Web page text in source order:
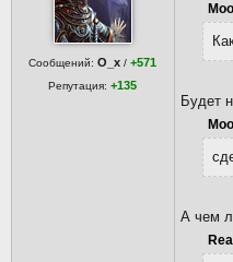
Сообщений:O_x /+571
Репутация:+135
Будет
А чем